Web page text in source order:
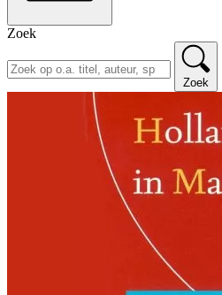
Zoek
Zoek